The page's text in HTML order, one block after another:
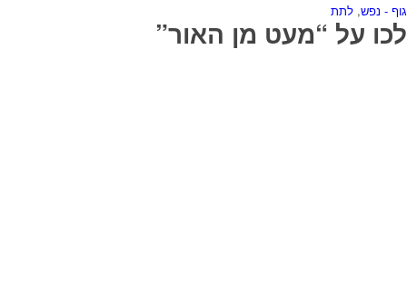
גוף - נפש, לתת
לכו על “מעט מן האור”